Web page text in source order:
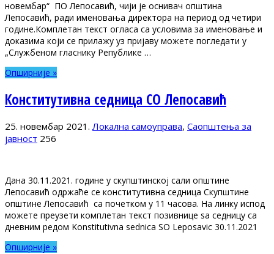
новембар“ ПО Лепосавић, чији је оснивач општина
Лепосавић, ради именовања директора на период од четири
године.Комплетан текст огласа са условима за именовање и
доказима који се прилажу уз пријаву можете погледати у
„Службеном гласнику Републике …
Опширније »
Конститутивна седница СО Лепосавић
25. новембар 2021. Локална самоуправа, Саопштења за
јавност 256
Дана 30.11.2021. године у скупштинској сали општине
Лепосавић одржаће се конститутивна седница Скупштине
општине Лепосавић са почетком у 11 часова. На линку испод
можете преузети комплетан текст позивнице ѕа седницу са
дневним редом Konstitutivna sednica SO Leposavic 30.11.2021
Опширније »